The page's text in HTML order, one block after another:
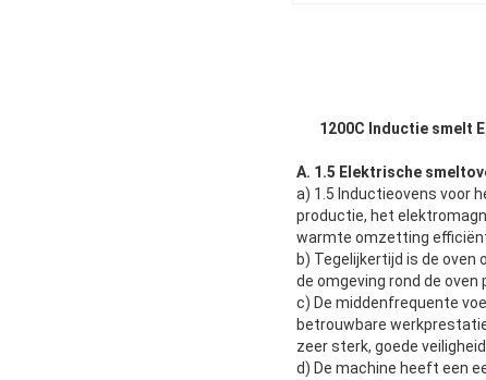
1200C Inductie smelt
A. 1.5 Elektrische
a) 1.5 Inductieovens voor
productie, het
warmte omzetting
b) Tegelijkertijd is de
de omgeving rond de
c) De middenfrequente
betrouwbare
zeer sterk, goede
d) De machine heeft een